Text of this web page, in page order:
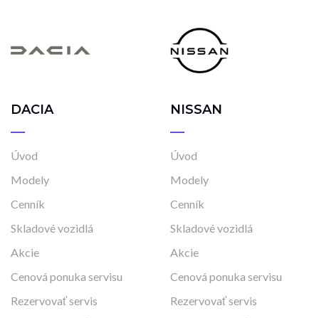
DACIA
Úvod
Modely
Cenník
Skladové vozidlá
Akcie
Cenová ponuka servisu
Rezervovať servis
NISSAN
Úvod
Modely
Cenník
Skladové vozidlá
Akcie
Cenová ponuka servisu
Rezervovať servis